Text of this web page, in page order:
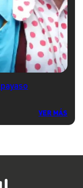
VER MÁS